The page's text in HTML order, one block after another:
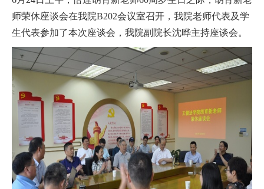
师荣休座谈会在我院B202会议室召开，我院老师代表及学
生代表参加了本次座谈会，我院副院长沈晔主持座谈会。